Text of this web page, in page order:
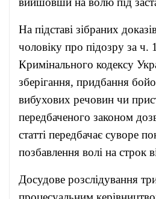
На підставі зібраних
чоловіку про підозру за ч.
Кримінального кодексу
зберігання, придбання
вибухових речовин чи
передбаченого законом
статті передбачає суворе
позбавлення волі на строк
Досудове розслідування